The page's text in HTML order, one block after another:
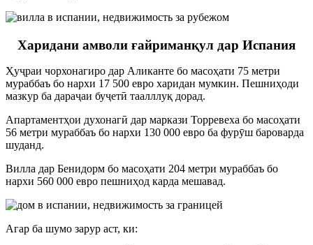
Харидани амволи ғайриманқул дар Испания
Ҳуҷраи чорхонагиро дар Аликанте бо масоҳати 75 метри
мураббаъ бо нархи 17 500 евро харидан мумкин. Пешниҳоди
мазкур ба дараҷаи буҷетӣ таалллуқ дорад.
Апартаментҳои духонагӣ дар маркази Торревеха бо масоҳати
56 метри мураббаъ бо нархи 130 000 евро ба фурӯш бароварда
шуданд.
Вилла дар Бенидорм бо масоҳати 204 метри мураббаъ бо
нархи 560 000 евро пешниҳод карда мешавад.
Агар ба шумо зарур аст, ки: